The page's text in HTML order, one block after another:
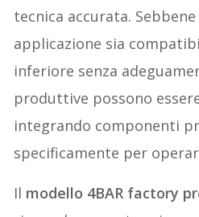
tecnica accurata.
applicazione sia
inferiore senza
produttive possono
integrando componenti
specificamente per
Il modello 4BAR factory